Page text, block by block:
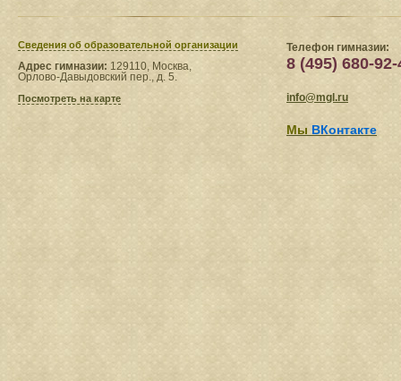
Сведения​ об образовательной организации
Адрес гимназии: 129110, Москва,
Орлово-Давыдовский пер., д. 5.
Посмотреть на карте
Телефон гимназии:
8 (495) 680-92-
info@mgl.ru
Мы ВКонтакте